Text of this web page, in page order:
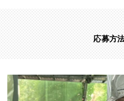
応募方